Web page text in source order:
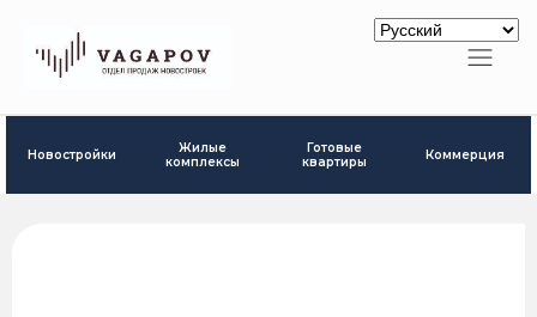
Новостройки
Жилые
комплексы
Готовые
квартиры
Коммерция